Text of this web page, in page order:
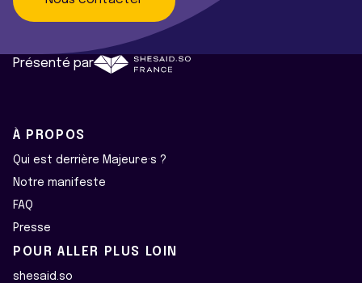
Présenté par
À PROPOS
Qui est derrière Majeur·e·s ?
Notre manifeste
FAQ
Presse
POUR ALLER PLUS LOIN
shesaid.so